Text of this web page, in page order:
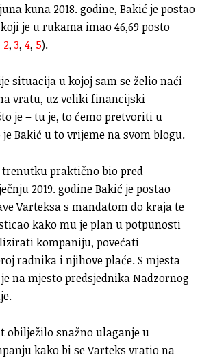
kuna 2018. godine, Bakić je postao
je u rukama imao 46,69 posto
2, 3, 4, 5).
situacija u kojoj sam se želio naći
vratu, uz veliki financijski
je – tu je, to ćemo pretvoriti u
Bakić u to vrijeme na svom blogu.
trenutku praktično bio pred
2019. godine Bakić je postao
Varteksa s mandatom do kraja te
kako mu je plan u potpunosti
kompaniju, povećati
radnika i njihove plaće. S mjesta
na mjesto predsjednika Nadzornog
obilježilo snažno ulaganje u
kako bi se Varteks vratio na